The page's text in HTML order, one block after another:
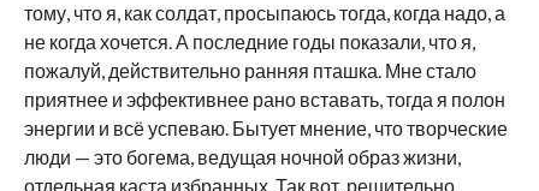
тому, что я, как солдат, просыпаюсь тогда, когда надо, а
не когда хочется. А последние годы показали, что я,
пожалуй, действительно ранняя пташка. Мне стало
приятнее и эффективнее рано вставать, тогда я полон
энергии и всё успеваю. Бытует мнение, что творческие
люди — это богема, ведущая ночной образ жизни,
отдельная каста избранных. Так вот, решительно